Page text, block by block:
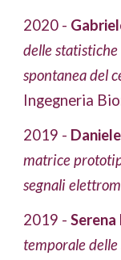
2020 -
delle
spontanea del
Ingegneria
2019 -
matrice
segnali
2019 - Serena
temporale